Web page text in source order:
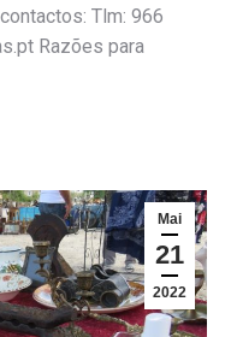
Tlm: 966
Razões para
Mai
21
2022